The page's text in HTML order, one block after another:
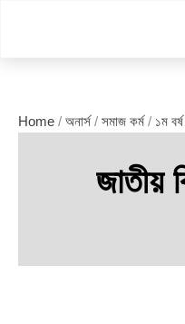
Home / অনার্স / সমাজ কর্ম / ১ম বর্ষ
জাতীয়